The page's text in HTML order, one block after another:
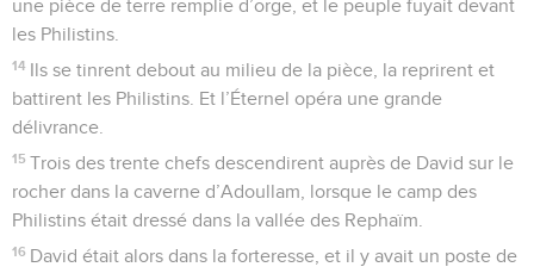
une pièce de terre remplie d’orge, et le peuple fuyait devant
les Philistins.
14 Ils se tinrent debout au milieu de la pièce, la reprirent et
battirent les Philistins. Et l’Éternel opéra une grande
délivrance.
15 Trois des trente chefs descendirent auprès de David sur le
rocher dans la caverne d’Adoullam, lorsque le camp des
Philistins était dressé dans la vallée des Rephaïm.
16 David était alors dans la forteresse, et il y avait un poste de